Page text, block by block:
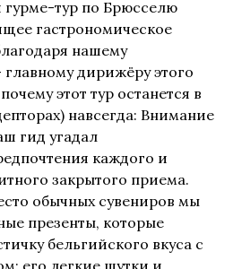
тур по Брюсселю
гастрономическое
нашему
дирижёру этого
этот тур останется в
навсегда: Внимание
гид угадал
каждого и
закрытого приема.
обычных сувениров мы
презенты, которые
бельгийского вкуса с